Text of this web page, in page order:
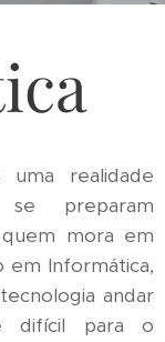
realidade
preparam
mora em
em Informática,
andar
difícil para o